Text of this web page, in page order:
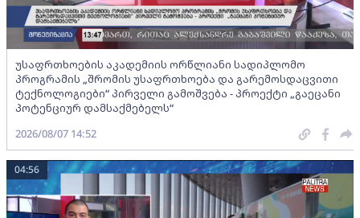
უსაფრთხოების აკადემიის ორწლიანი სადიპლომო
პროგრამის „შრომის უსაფრთხოება და გარემოსდაცვითი
ტექნოლოგიები“ პირველი გამოშვება - პროექტი „გაეცანი
პოტენციურ დამსაქმებელს“
2026/08/07 14:52
04:56